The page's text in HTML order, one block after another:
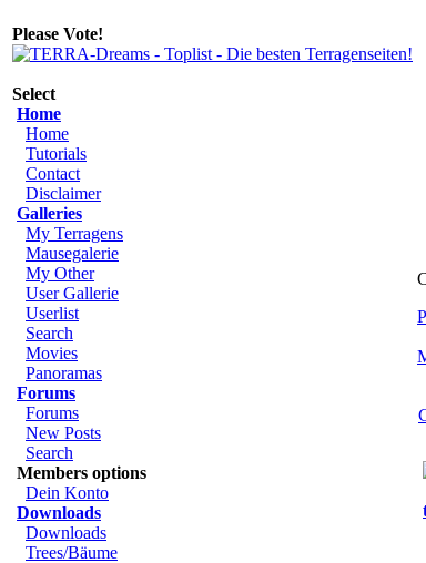
Please Vote!
Select
Home
Home
Tutorials
Contact
Disclaimer
Galleries
My Terragens
Mausegalerie
My Other
User Gallerie
Userlist
Search
Movies
Panoramas
Forums
Forums
New Posts
Search
Members options
Dein Konto
Downloads
Downloads
Trees/Bäume